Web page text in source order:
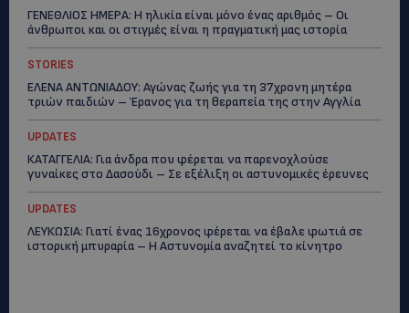
ΓΕΝΕΘΛΙΟΣ ΗΜΕΡΑ: Η ηλικία είναι μόνο ένας αριθμός – Οι
άνθρωποι και οι στιγμές είναι η πραγματική μας ιστορία
STORIES
ΕΛΕΝΑ ΑΝΤΩΝΙΑΔΟΥ: Αγώνας ζωής για τη 37χρονη μητέρα
τριών παιδιών – Έρανος για τη θεραπεία της στην Αγγλία
UPDATES
ΚΑΤΑΓΓΕΛΙΑ: Για άνδρα που φέρεται να παρενοχλούσε
γυναίκες στο Δασούδι – Σε εξέλιξη οι αστυνομικές έρευνες
UPDATES
ΛΕΥΚΩΣΙΑ: Γιατί ένας 16χρονος φέρεται να έβαλε φωτιά σε
ιστορική μπυραρία – Η Αστυνομία αναζητεί το κίνητρο